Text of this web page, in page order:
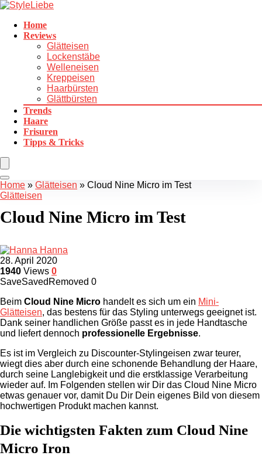
Home
Reviews
Glätteisen
Lockenstäbe
Welleneisen
Kreppeisen
Haarbürsten
Glättbürsten
Trends
Haare
Frisuren
Tipps & Tricks
Home » Glätteisen » Cloud Nine Micro im Test
Glätteisen
Cloud Nine Micro im Test
Hanna
28. April 2020
1940 Views 0
SaveSaved Removed 0
Beim Cloud Nine Micro handelt es sich um ein Mini-
Glätteisen, das bestens für das Styling unterwegs geeignet ist.
Dank seiner handlichen Größe passt es in jede Handtasche
und liefert dennoch professionelle Ergebnisse.
Es ist im Vergleich zu Discounter-Stylingeisen zwar teurer,
wiegt dies aber durch eine schonende Behandlung der Haare,
durch seine Langlebigkeit und die erstklassige Verarbeitung
wieder auf. Im Folgenden stellen wir Dir das Cloud Nine Micro
etwas genauer vor, damit Du Dir Dein eigenes Bild von diesem
hochwertigen Produkt machen kannst.
Die wichtigsten Fakten zum Cloud Nine
Micro Iron